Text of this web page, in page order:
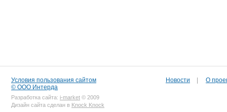
Условия пользования сайтом
© ООО Интерда
Разработка сайта: i-market © 2009
Дизайн сайта сделан в Knock Knock
Новости О